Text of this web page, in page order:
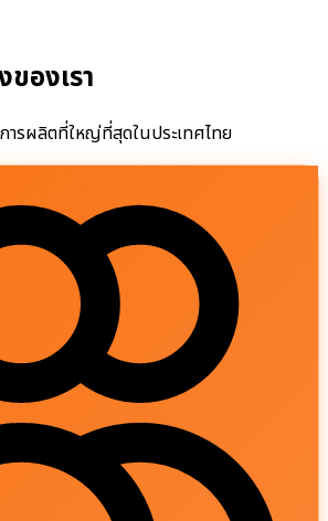
องเรา
ารผลิตที่ใหญ่ที่สุดในประเทศไทย